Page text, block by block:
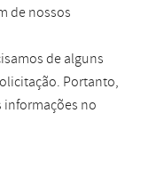
de nossos
de alguns
Portanto,
informações no